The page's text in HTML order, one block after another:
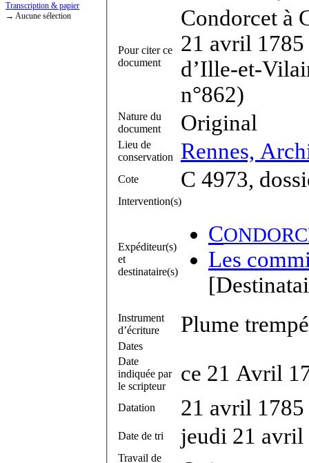
Transcription & papier
→ Aucune sélection
Pour citer ce
document
Condorcet à
21 avril 1785
d’Ille-et-
n°862)
Nature du
document
Original
Lieu de
conservation
Rennes,
Cote C 4973,
Intervention(s)
Expéditeur(s)
et
destinataire(s)
C
Les
Instrument
d’écriture
Plume
Dates
Date
indiquée par
le scripteur
ce 21 Avril
Datation 21 avril 1785
Date de tri jeudi 21 avril
Travail de